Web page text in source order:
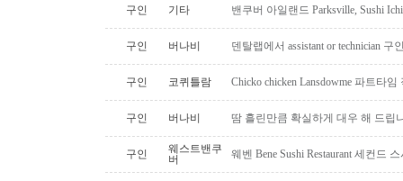
구인 기타 밴쿠버 아일랜드 Parksville, Sushi
구인 버나비 덴탈랩에서 assistant or technician 구
구인 코퀴틀람 Chicko chicken Lansdowme 파트타
구인 버나비 땀 흘린만큼 확실하게 대우 해 드립
구인
웨스트밴쿠
버
웨벤 Bene Sushi Restaurant 세컨드